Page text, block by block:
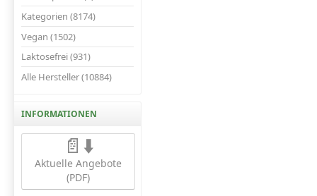
Kategorien (8174)
Vegan (1502)
Laktosefrei (931)
Alle Hersteller (10884)
INFORMATIONEN
📄⬇️
Aktuelle Angebote
(PDF)